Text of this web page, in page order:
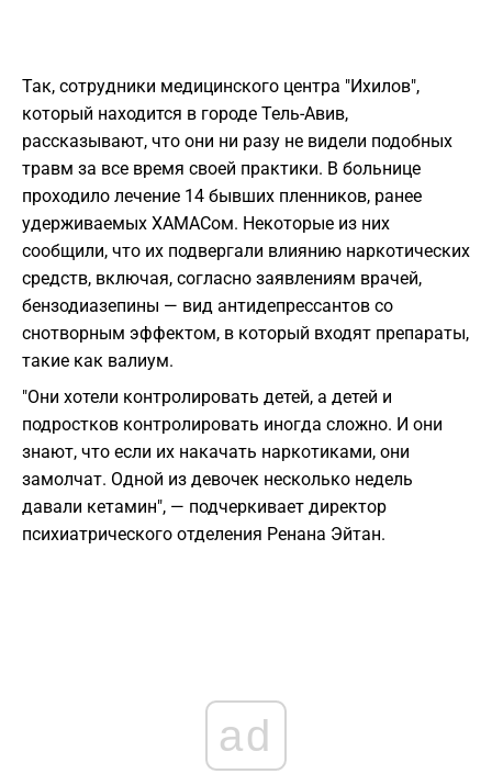
Так, сотрудники медицинского центра "Ихилов",
который находится в городе Тель-Авив,
рассказывают, что они ни разу не видели подобных
травм за все время своей практики. В больнице
проходило лечение 14 бывших пленников, ранее
удерживаемых ХАМАСом. Некоторые из них
сообщили, что их подвергали влиянию наркотических
средств, включая, согласно заявлениям врачей,
бензодиазепины — вид антидепрессантов со
снотворным эффектом, в который входят препараты,
такие как валиум.
"Они хотели контролировать детей, а детей и
подростков контролировать иногда сложно. И они
знают, что если их накачать наркотиками, они
замолчат. Одной из девочек несколько недель
давали кетамин", — подчеркивает директор
психиатрического отделения Ренана Эйтан.
ad